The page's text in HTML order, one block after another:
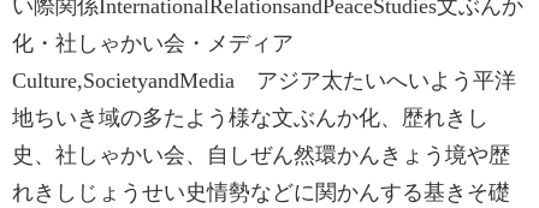
い際関係International‌Relations‌and‌Peace‌Studies文ぶんか
化・社しゃかい会・メディア
Culture,‌Society‌and‌Media アジア太たいへいよう平洋
地ちいき域の多たよう様な文ぶんか化、歴れきし
史、社しゃかい会、自しぜん然環かんきょう境や歴
れきしじょうせい史情勢などに関かんする基きそ礎